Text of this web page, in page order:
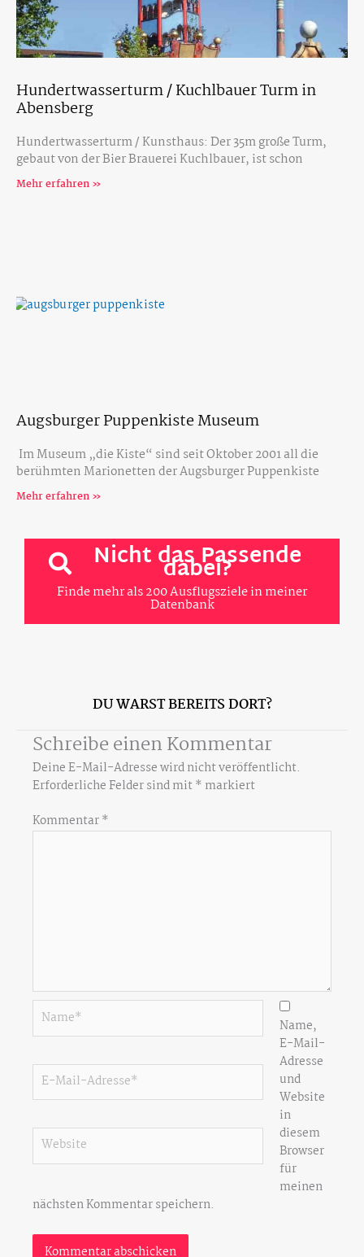
Hundertwasserturm / Kuchlbauer Turm in
Abensberg
Hundertwasserturm / Kunsthaus: Der 35m große Turm,
gebaut von der Bier Brauerei Kuchlbauer, ist schon
Mehr erfahren »
Augsburger Puppenkiste Museum
Im Museum „die Kiste“ sind seit Oktober 2001 all die
berühmten Marionetten der Augsburger Puppenkiste
Mehr erfahren »
Nicht das Passende
dabei?
Finde mehr als 200 Ausflugsziele in meiner
Datenbank
DU WARST BEREITS DORT?
Schreibe einen Kommentar
Deine E-Mail-Adresse wird nicht veröffentlicht.
Erforderliche Felder sind mit* markiert
Kommentar*
Name*
E-
Mail-
Website
Name,
E-Mail-
Adresse
und
Website
in
diesem
Browser
für
meinen
nächsten Kommentar speichern.